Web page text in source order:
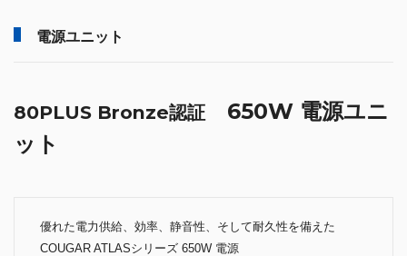
電源ユニット
80PLUS Bronze認証 650W 電源ユニ
ット
優れた電力供給、効率、静音性、そして耐久性を備えた
COUGAR ATLASシリーズ 650W 電源